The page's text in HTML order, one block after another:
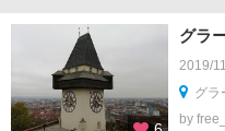
グラ
2019/
グラ
by